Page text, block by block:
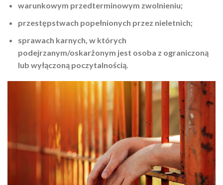
warunkowym przedterminowym zwolnieniu;
przestępstwach popełnionych przez nieletnich;
sprawach karnych, w których
podejrzanym/oskarżonym jest osoba z ograniczoną
lub wyłączoną poczytalnością.